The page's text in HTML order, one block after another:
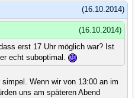
(16.10.2014)
(16.10.2014)
erst 17 Uhr möglich war? Ist
echt suboptimal.
Wenn wir von 13:00 an im
uns am späteren Abend